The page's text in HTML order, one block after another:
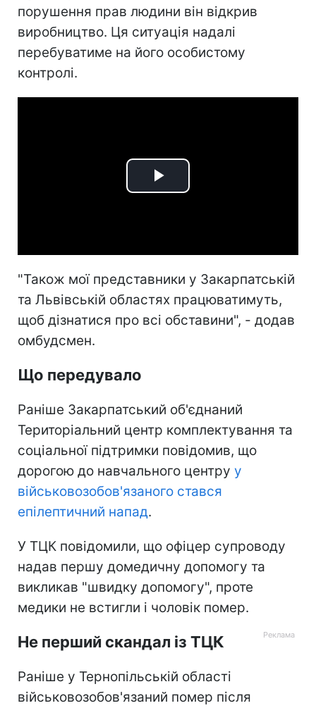
порушення прав людини він відкрив
виробництво. Ця ситуація надалі
перебуватиме на його особистому
контролі.
Play
"Також мої представники у Закарпатській
та Львівській областях працюватимуть,
щоб дізнатися про всі обставини", - додав
омбудсмен.
Що передувало
Раніше Закарпатський об'єднаний
Територіальний центр комплектування та
соціальної підтримки повідомив, що
дорогою до навчального центру у
військовозобов'язаного стався
епілептичний напад.
У ТЦК повідомили, що офіцер супроводу
надав першу домедичну допомогу та
викликав "швидку допомогу", проте
медики не встигли і чоловік помер.
Не перший скандал із ТЦК
Раніше у Тернопільській області
військовозобов'язаний помер після